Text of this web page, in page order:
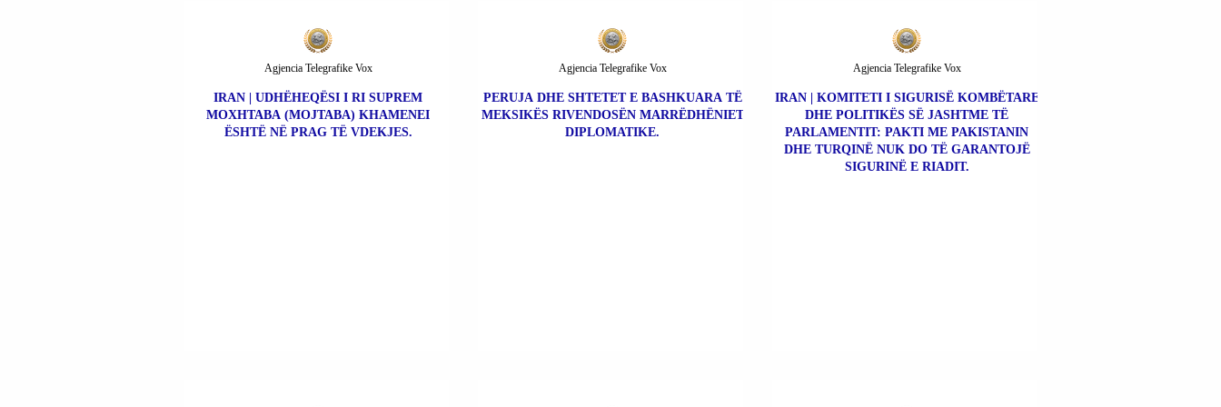
IRAN | UDHËHEQËSI I RI SUPREM
MOXHTABA (MOJTABA) KHAMENEI
ËSHTË NË PRAG TË VDEKJES.
Agjencia Telegrafike Vox
PERUJA DHE SHTETET E BASHKUARA TË
MEKSIKËS RIVENDOSËN MARRËDHËNIET
DIPLOMATIKE.
Agjencia Telegrafike Vox
IRAN | KOMITETI I SIGURISË KOMBËTARE
DHE POLITIKËS SË JASHTME TË
PARLAMENTIT: PAKTI ME PAKISTANIN
DHE TURQINË NUK DO TË GARANTOJË
SIGURINË E RIADIT.
Agjencia Telegrafike Vox